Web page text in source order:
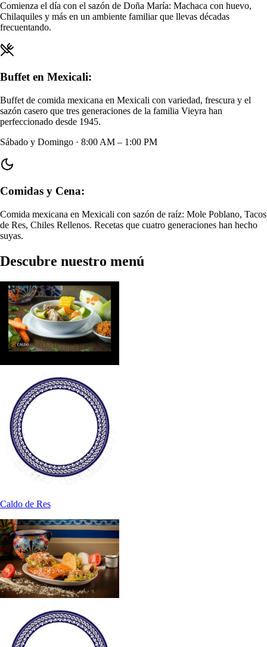
Comienza el día con el sazón de Doña María: Machaca con huevo,
Chilaquiles y más en un ambiente familiar que llevas décadas
frecuentando.
Buffet en Mexicali:
Buffet de comida mexicana en Mexicali con variedad, frescura y el
sazón casero que tres generaciones de la familia Vieyra han
perfeccionado desde 1945.
Sábado y Domingo · 8:00 AM – 1:00 PM
Comidas y Cena:
Comida mexicana en Mexicali con sazón de raíz: Mole Poblano, Tacos
de Res, Chiles Rellenos. Recetas que cuatro generaciones han hecho
suyas.
Descubre nuestro menú
Caldo de Res